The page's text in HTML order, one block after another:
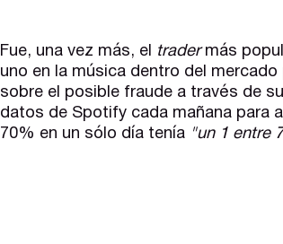
Fue, una vez más, el tradermás
uno en la música dentro del mercado
sobre el posible fraude a través de
datos de Spotify cada mañana para
70% en un sólo día tenía "un 1 entre